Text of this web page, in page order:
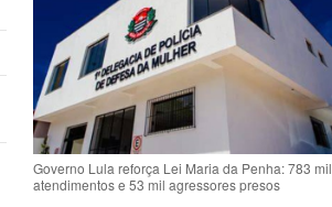
Governo Lula reforça Lei Maria da Penha: 783 mil
atendimentos e 53 mil agressores presos